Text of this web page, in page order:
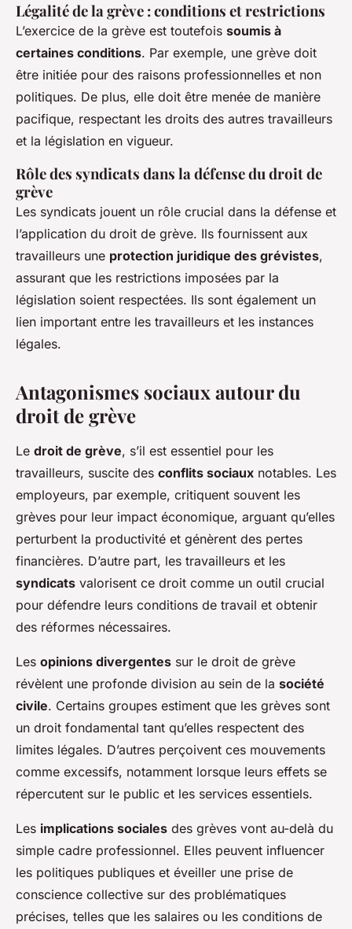
Légalité de la grève : conditions et restrictions
L’exercice de la grève est toutefois soumis à
certaines conditions. Par exemple, une grève doit
être initiée pour des raisons professionnelles et non
politiques. De plus, elle doit être menée de manière
pacifique, respectant les droits des autres travailleurs
et la législation en vigueur.
Rôle des syndicats dans la défense du droit de
grève
Les syndicats jouent un rôle crucial dans la défense et
l’application du droit de grève. Ils fournissent aux
travailleurs une protection juridique des grévistes,
assurant que les restrictions imposées par la
législation soient respectées. Ils sont également un
lien important entre les travailleurs et les instances
légales.
Antagonismes sociaux autour du
droit de grève
Le droit de grève, s’il est essentiel pour les
travailleurs, suscite des conflits sociaux notables. Les
employeurs, par exemple, critiquent souvent les
grèves pour leur impact économique, arguant qu’elles
perturbent la productivité et génèrent des pertes
financières. D’autre part, les travailleurs et les
syndicats valorisent ce droit comme un outil crucial
pour défendre leurs conditions de travail et obtenir
des réformes nécessaires.
Les opinions divergentes sur le droit de grève
révèlent une profonde division au sein de la société
civile. Certains groupes estiment que les grèves sont
un droit fondamental tant qu’elles respectent des
limites légales. D’autres perçoivent ces mouvements
comme excessifs, notamment lorsque leurs effets se
répercutent sur le public et les services essentiels.
Les implications sociales des grèves vont au-delà du
simple cadre professionnel. Elles peuvent influencer
les politiques publiques et éveiller une prise de
conscience collective sur des problématiques
précises, telles que les salaires ou les conditions de